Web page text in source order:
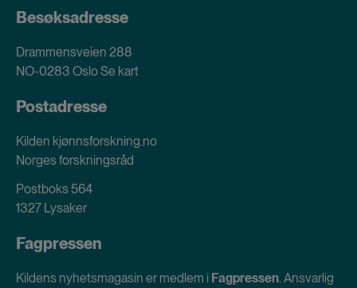
Besøksadresse
Drammensveien 288
NO-0283 OsloSe kart
Postadresse
Kilden kjønnsforskning.no
Norges forskningsråd
Postboks 564
1327 Lysaker
Fagpressen
Kildens nyhetsmagasin er medlem i Fagpressen. Ansvarlig